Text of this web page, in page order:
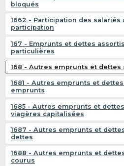
bloqués
1662 - Participation des salariés
participation
167 - Emprunts et dettes
particulières
168 - Autres emprunts et dettes
1681 - Autres emprunts et
emprunts
1685 - Autres emprunts et
viagères capitalisées
1687 - Autres emprunts et
dettes
1688 - Autres emprunts et
courus